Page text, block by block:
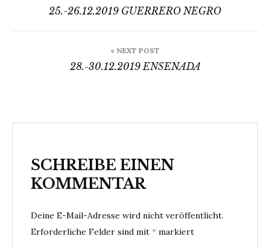
25.-26.12.2019 GUERRERO NEGRO
« NEXT POST
28.-30.12.2019 ENSENADA
SCHREIBE EINEN
KOMMENTAR
Deine E-Mail-Adresse wird nicht veröffentlicht.
Erforderliche Felder sind mit * markiert